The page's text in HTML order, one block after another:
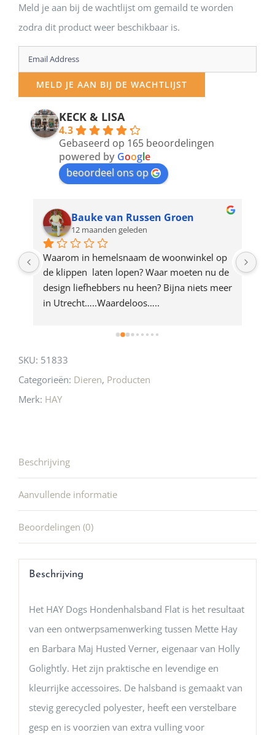
Meld je aan bij de wachtlijst om gemaild te worden
zodra dit product weer beschikbaar is.
Enter
your
email
address
product
MELD JE AAN BIJ DE WACHTLIJST
KECK & LISA
4.3
Gebaseerd op 165 beoordelingen
powered by Google
beoordeel ons op
Bauke van Russen Groen
12 maanden geleden
Waarom in hemelsnaam de woonwinkel op
de klippen  laten lopen? Waar moeten nu de
design liefhebbers nu heen? Bijna niets meer
in Utrecht…..Waardeloos…..
SKU: 51833
Categorieën: Dieren, Producten
Merk: HAY
Beschrijving
Aanvullende informatie
Beoordelingen (0)
Beschrijving
Het HAY Dogs Hondenhalsband Flat is het resultaat
van een ontwerpsamenwerking tussen Mette Hay
en Barbara Maj Husted Verner, eigenaar van Holly
Golightly. Het zijn praktische en levendige en
kleurrijke accessoires. De halsband is gemaakt van
stevig gerecycled polyester, heeft een verstelbare
gesp en is voorzien van extra vulling voor